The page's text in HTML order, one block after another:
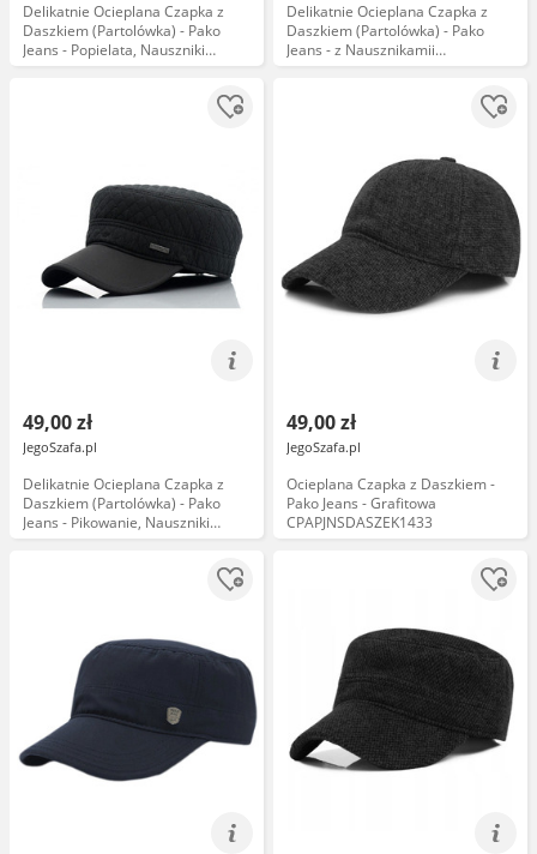
Delikatnie Ocieplana Czapka z
Daszkiem (Partolówka) - Pako
Jeans - Popielata, Nauszniki
CPAPJNSPATROL1122
Delikatnie Ocieplana Czapka z
Daszkiem (Partolówka) - Pako
Jeans - z Nausznikamii
CPAPJNSPATROL1121
49,00 zł
JegoSzafa.pl
Delikatnie Ocieplana Czapka z
Daszkiem (Partolówka) - Pako
Jeans - Pikowanie, Nauszniki
CPAPJNSPATROL1131
49,00 zł
JegoSzafa.pl
Ocieplana Czapka z Daszkiem -
Pako Jeans - Grafitowa
CPAPJNSDASZEK1433